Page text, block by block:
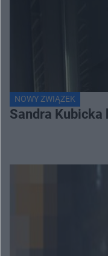
NOWY ZWIĄZEK
Sandra Kubicka